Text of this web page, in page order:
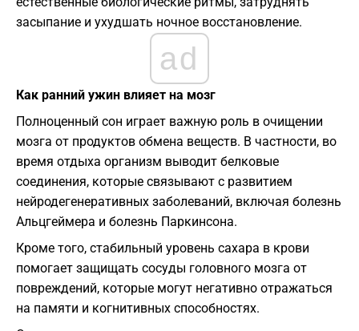
засыпание и ухудшать ночное восстановление.
ad
Как ранний ужин влияет на мозг
Полноценный сон играет важную роль в очищении
мозга от продуктов обмена веществ. В частности, во
время отдыха организм выводит белковые
соединения, которые связывают с развитием
нейродегенеративных заболеваний, включая болезнь
Альцгеймера и болезнь Паркинсона.
Кроме того, стабильный уровень сахара в крови
помогает защищать сосуды головного мозга от
повреждений, которые могут негативно отражаться
на памяти и когнитивных способностях.